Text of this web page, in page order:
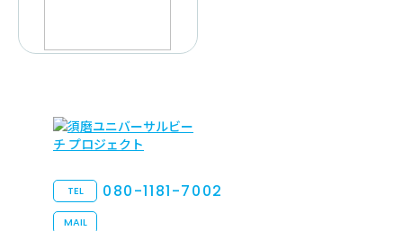
TEL 080-1181-7002
MAIL